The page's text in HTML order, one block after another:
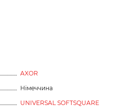
AXOR
Німеччина
UNIVERSAL SOFTSQUARE